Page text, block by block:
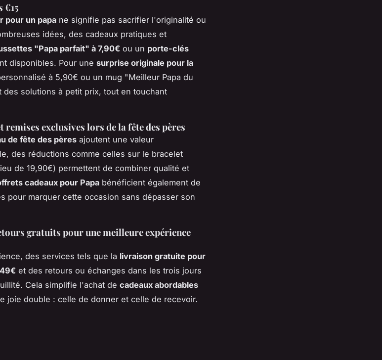
€15
pour un papa ne signifie pas sacrifier l'originalité ou
idées, des cadeaux pratiques et
"Papa parfait" à 7,90€ ou un porte-clés
disponibles. Pour une surprise originale pour la
à 5,90€ ou un mug "Meilleur Papa du
solutions à petit prix, tout en touchant
exclusives lors de la fête des pères
de fête des pères ajoutent une valeur
des réductions comme celles sur le bracelet
de 19,90€) permettent de combiner qualité et
cadeaux pour Papa bénéficient également de
pour marquer cette occasion sans dépasser son
gratuits pour une meilleure expérience
des services tels que la livraison gratuite pour
et des retours ou échanges dans les trois jours
Cela simplifie l'achat de cadeaux abordables
joie double : celle de donner et celle de recevoir.